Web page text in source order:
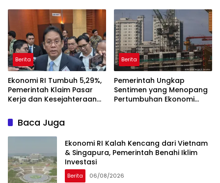
Berita
Ekonomi RI Tumbuh 5,29%,
Pemerintah Klaim Pasar
Kerja dan Kesejahteraan
Berita
Pemerintah Ungkap
Sentimen yang Menopang
Pertumbuhan Ekonomi
Baca Juga
Ekonomi RI Kalah Kencang dari Vietnam
& Singapura, Pemerintah Benahi Iklim
Investasi
Berita 06/08/2026